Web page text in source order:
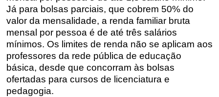
Já para bolsas parciais, que cobrem 50% do
valor da mensalidade, a renda familiar bruta
mensal por pessoa é de até três salários
mínimos. Os limites de renda não se aplicam aos
professores da rede pública de educação
básica, desde que concorram às bolsas
ofertadas para cursos de licenciatura e
pedagogia.